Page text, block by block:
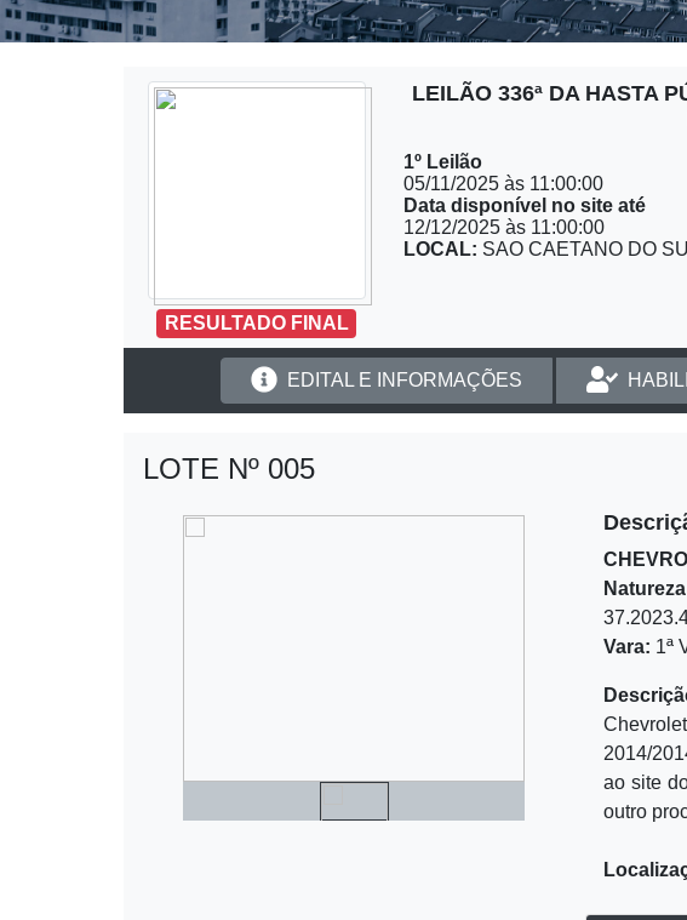
RESULTADO FINAL
LEILÃO 336ª DA HASTA
1º Leilão
05/11/2025 às 11:00:00
Data disponível no site até
12/12/2025 às 11:00:00
LOCAL: SAO CAETANO DO
EDITAL E INFORMAÇÕES
LOTE Nº 005
Vara: 1ª
2014/
ao site
outro